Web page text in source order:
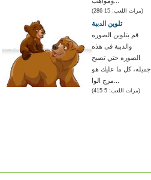
(مرات اللعب: 15 286)
تلوين الدببة
قم بتلوين الصوره
والدببة فى هذه
الصوره حتي تصبح
جميله، كل ما عليك هو
(مرات اللعب: 5 415)